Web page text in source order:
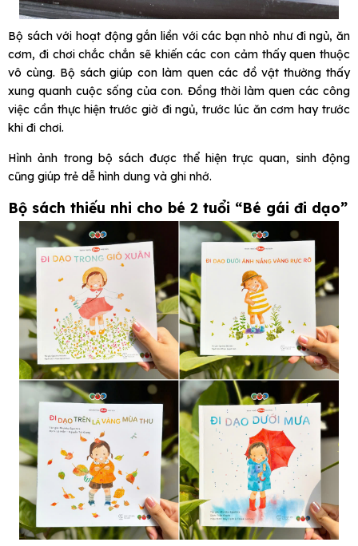
Bộ sách với hoạt động gắn liền với các bạn nhỏ như đi ngủ, ăn
cơm, đi chơi chắc chắn sẽ khiến các con cảm thấy quen thuộc
vô cùng. Bộ sách giúp con làm quen các đồ vật thường thấy
xung quanh cuộc sống của con. Đồng thời làm quen các công
việc cần thực hiện trước giờ đi ngủ, trước lúc ăn cơm hay trước
khi đi chơi.
Hình ảnh trong bộ sách được thể hiện trực quan, sinh động
cũng giúp trẻ dễ hình dung và ghi nhớ.
Bộ sách thiếu nhi cho bé 2 tuổi “Bé gái đi dạo”